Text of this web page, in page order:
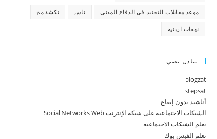
موعد مقابلات التجنيد في الدفاع المدني ناس نكشة مخ
نهفات اردنيه
تبادل نصي
blogzat
stepsat
أناشيد بدون إيقاع
الشبكات الاجتماعية على شبكة الإنترنت Social Networks Web
تعلم الشبكات الاجتماعيه
تعلم الفيس بوك